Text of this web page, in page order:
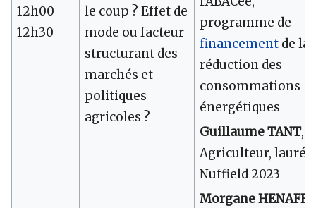
12h00
12h30
le coup ? Effet de
mode ou facteur
structurant des
marchés et
politiques
agricoles ?
programme de
financementde la
réduction des
consommations
énergétiques
Guillaume TANT,
Agriculteur,
Nuffield 2023
Morgane HENAFF